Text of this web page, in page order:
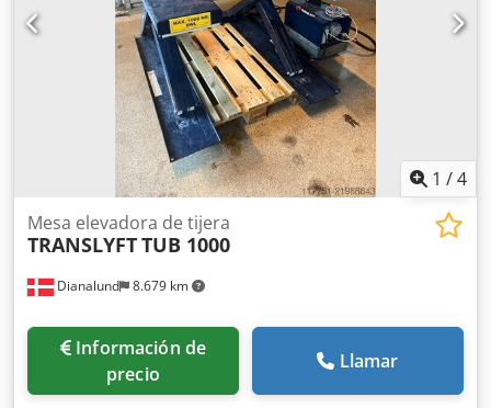
1 /4
Dianalund 8.679 km
Mesa elevadora de tijera
TRANSLYFTTUB 1000
Información de
precio
Llamar